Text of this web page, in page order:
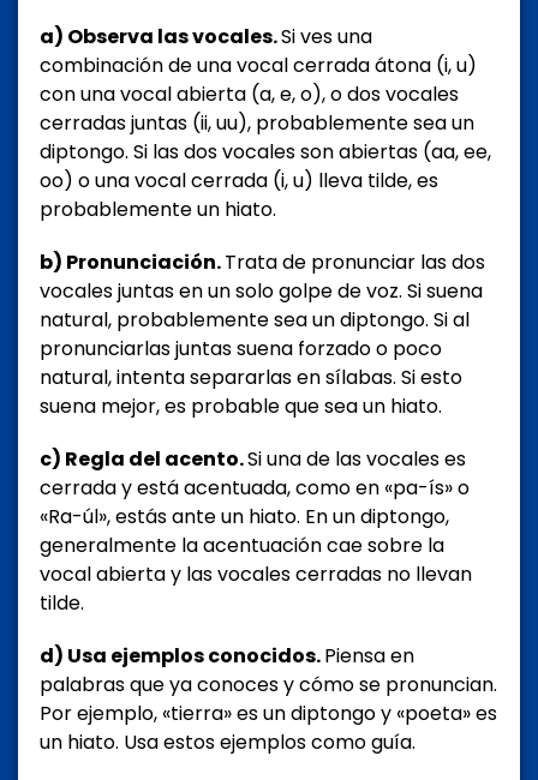
a) Observa las vocales.Si ves una
combinación de una vocal cerrada átona (i, u)
con una vocal abierta (a, e, o), o dos vocales
cerradas juntas (ii, uu), probablemente sea un
diptongo. Si las dos vocales son abiertas (aa, ee,
oo) o una vocal cerrada (i, u) lleva tilde, es
probablemente un hiato.
b) Pronunciación.Trata de pronunciar las dos
vocales juntas en un solo golpe de voz. Si suena
natural, probablemente sea un diptongo. Si al
pronunciarlas juntas suena forzado o poco
natural, intenta separarlas en sílabas. Si esto
suena mejor, es probable que sea un hiato.
c) Regla del acento.Si una de las vocales es
cerrada y está acentuada, como en «pa-ís» o
«Ra-úl», estás ante un hiato. En un diptongo,
generalmente la acentuación cae sobre la
vocal abierta y las vocales cerradas no llevan
tilde.
d) Usa ejemplos conocidos.Piensa en
palabras que ya conoces y cómo se pronuncian.
Por ejemplo, «tierra» es un diptongo y «poeta» es
un hiato. Usa estos ejemplos como guía.